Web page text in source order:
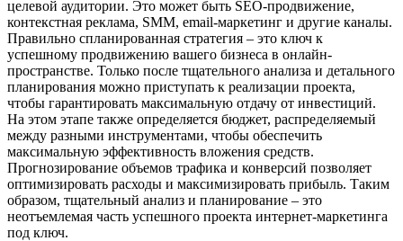
целевой аудитории. Это может быть SEO-продвижение,
контекстная реклама, SMM, email-маркетинг и другие каналы.
Правильно спланированная стратегия – это ключ к
успешному продвижению вашего бизнеса в онлайн-
пространстве. Только после тщательного анализа и детального
планирования можно приступать к реализации проекта,
чтобы гарантировать максимальную отдачу от инвестиций.
На этом этапе также определяется бюджет, распределяемый
между разными инструментами, чтобы обеспечить
максимальную эффективность вложения средств.
Прогнозирование объемов трафика и конверсий позволяет
оптимизировать расходы и максимизировать прибыль. Таким
образом, тщательный анализ и планирование – это
неотъемлемая часть успешного проекта интернет-маркетинга
под ключ.